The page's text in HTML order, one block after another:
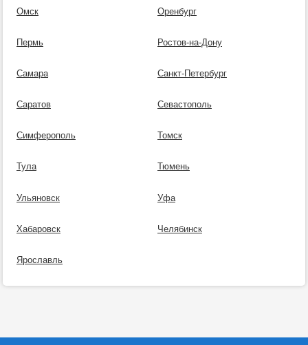
Омск Оренбург
Пермь Ростов-на-Дону
Самара Санкт-Петербург
Саратов Севастополь
Симферополь Томск
Тула Тюмень
Ульяновск Уфа
Хабаровск Челябинск
Ярославль